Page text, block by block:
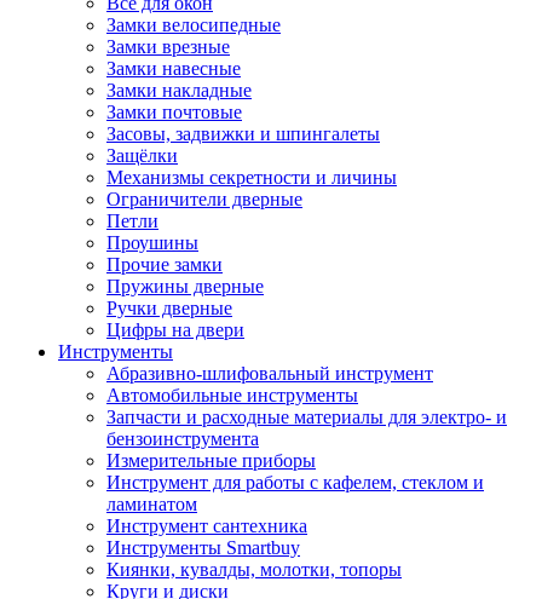
Замки велосипедные
Замки врезные
Замки навесные
Замки накладные
Замки почтовые
Засовы, задвижки и шпингалеты
Защёлки
Механизмы секретности и личины
Ограничители дверные
Петли
Проушины
Прочие замки
Пружины дверные
Ручки дверные
Цифры на двери
Инструменты
Абразивно-шлифовальный инструмент
Автомобильные инструменты
Запчасти и расходные материалы для электро- и
бензоинструмента
Измерительные приборы
Инструмент для работы с кафелем, стеклом и
ламинатом
Инструмент сантехника
Инструменты Smartbuy
Киянки, кувалды, молотки, топоры
Круги и диски